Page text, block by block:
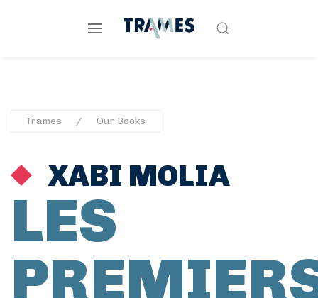
Trames Our Books
XABI MOLIA
LES